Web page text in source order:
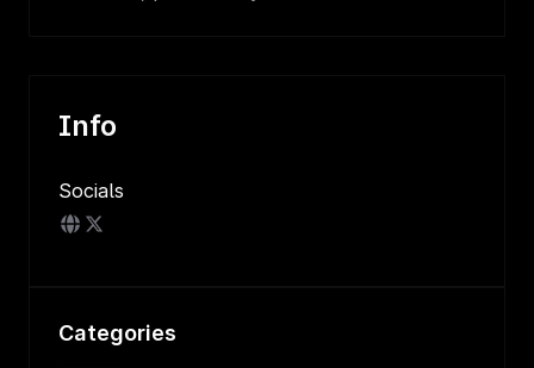
Info
Socials
Categories